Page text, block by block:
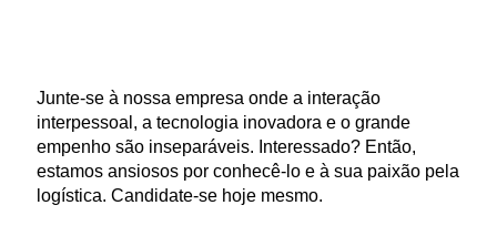
Junte-se à nossa empresa onde a interação
interpessoal, a tecnologia inovadora e o grande
empenho são inseparáveis. Interessado? Então,
estamos ansiosos por conhecê-lo e à sua paixão pela
logística. Candidate-se hoje mesmo.